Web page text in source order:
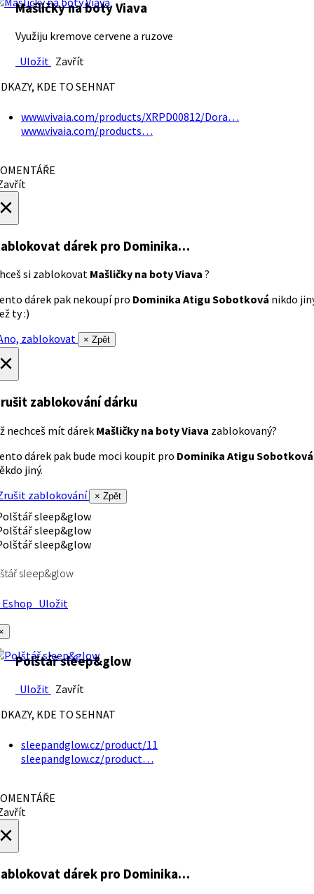
Mašličky na boty Viava
Využiju kremove cervene a ruzove
Uložit Zavřít
KDE TO SEHNAT
www.vivaia.com/products/XRPD00812/Dora…
www.vivaia.com/products…
dárek pro Dominika…
si zablokovat Mašličky na boty Viava ?
dárek pak nekoupí pro Dominika Atigu Sobotková nikdo
ty :)
zablokovat
× Zpět
zablokování dárku
nechceš mít dárek Mašličky na boty Viava zablokovaný?
dárek pak bude moci koupit pro Dominika Atigu Sobotková
jiný.
zablokování
× Zpět
sleep&glow
Uložit
Polštář sleep&glow
Uložit Zavřít
KDE TO SEHNAT
sleepandglow.cz/product/11
sleepandglow.cz/product…
dárek pro Dominika…